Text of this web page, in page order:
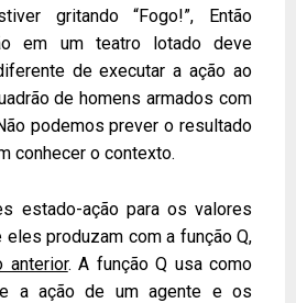
gritando “Fogo!”, Então
em um teatro lotado deve
de executar a ação ao
de homens armados com
podemos prever o resultado
conhecer o contexto.
estado-ação para os valores
produzam com a função Q,
anterior. A função Q usa como
a ação de um agente e os